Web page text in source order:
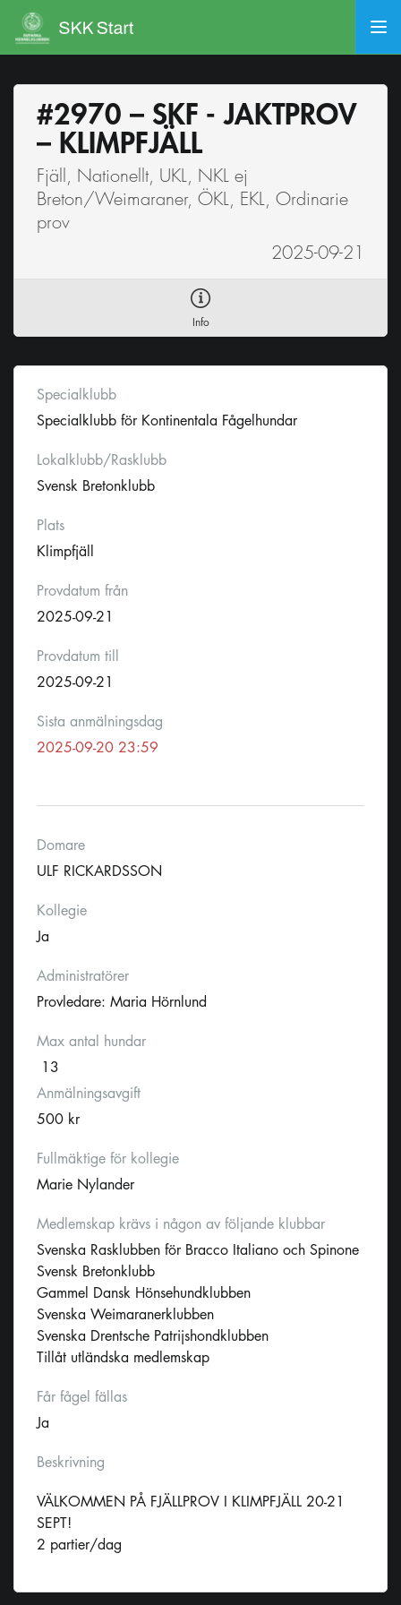
#2970 – SKF - JAKTPROV
– KLIMPFJÄLL
Fjäll, Nationellt, UKL, NKL ej
Breton/Weimaraner, ÖKL, EKL, Ordinarie
prov
2025-09-21
Info
Specialklubb
Specialklubb för Kontinentala Fågelhundar
Lokalklubb/Rasklubb
Svensk Bretonklubb
Plats
Klimpfjäll
Provdatum från
2025-09-21
Provdatum till
2025-09-21
Sista anmälningsdag
2025-09-20 23:59
Domare
ULF RICKARDSSON
Kollegie
Ja
Administratörer
Provledare: Maria Hörnlund
Max antal hundar
13
Anmälningsavgift
500 kr
Fullmäktige för kollegie
Marie Nylander
Medlemskap krävs i någon av följande klubbar
Svenska Rasklubben för Bracco Italiano och Spinone
Svensk Bretonklubb
Gammel Dansk Hönsehundklubben
Svenska Weimaranerklubben
Svenska Drentsche Patrijshondklubben
Tillåt utländska medlemskap
Får fågel fällas
Ja
Beskrivning
VÄLKOMMEN PÅ FJÄLLPROV I KLIMPFJÄLL 20-21
SEPT!
2 partier/dag